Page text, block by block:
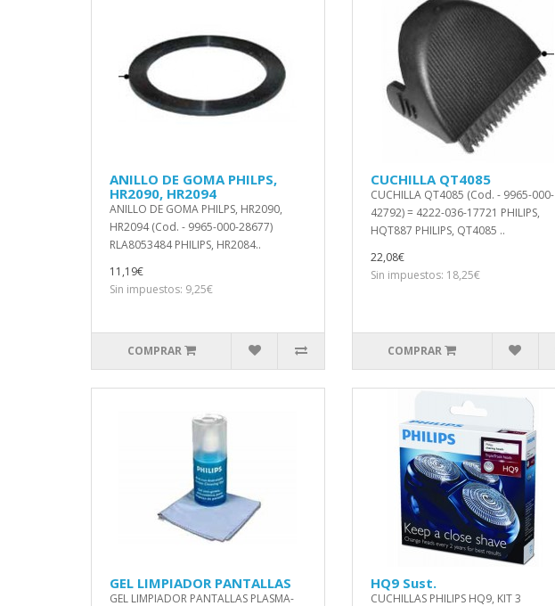
ANILLO DE GOMA PHILPS,
HR2090, HR2094
ANILLO DE GOMA PHILPS, HR2090,
HR2094 (Cod. - 9965-000-28677)
RLA8053484 PHILIPS, HR2084..
11,19€
Sin impuestos: 9,25€
COMPRAR
CUCHILLA QT4085
CUCHILLA QT4085 (Cod. - 9965-000-
42792) = 4222-036-17721 PHILIPS,
HQT887 PHILIPS, QT4085 ..
22,08€
Sin impuestos: 18,25€
COMPRAR
GEL LIMPIADOR PANTALLAS
GEL LIMPIADOR PANTALLAS PLASMA-
HQ9 Sust.
CUCHILLAS PHILIPS HQ9, KIT 3